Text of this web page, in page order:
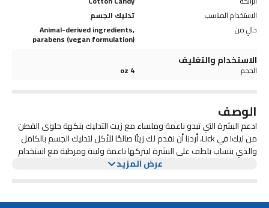
الاستخدام المناسب
تدليك الجسم
خالٍ من
Animal-derived ingredients,
parabens (vegan formulation)
الاستخدام والتغليف
الحجم 4 oz
الوصف
ادعم البشرة التي تبدو ناعمة وملساء مع زيت التدليك بنكهة حلوى القطن
من ليك! في Lick، أردنا أن نقدم لك زيتًا صالحًا للأكل لتدليك الجسم بالكامل
والذي ينساب بلطف على البشرة ليتركها ناعمة ولينة ومرطبة مع استخدام
مكونات نباتية وصالحة للأكل بنسبة 100% فقط - وهذا ما فعلناه.
البشرة ويرطبها بلطف. استمتع بتدليك مهدئ ومنعش لكامل الجسم
عرض المزيد